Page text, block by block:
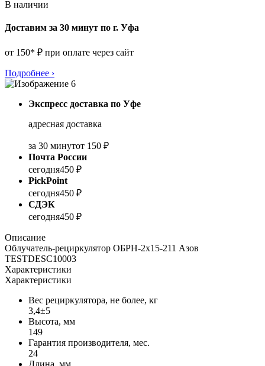
В наличии
Доставим за 30 минут по г. Уфа
от 150* ₽ при оплате через сайт
Подробнее ›
Экспресс доставка по Уфе
адресная доставка
за 30 минутот 150 ₽
Почта России
сегодня450 ₽
PickPoint
сегодня450 ₽
СДЭК
сегодня450 ₽
Описание
Облучатель-рециркулятор ОБРН-2x15-211 Азов
TESTDESC10003
Характеристики
Характеристики
Вес рециркулятора, не более, кг
3,4±5
Высота, мм
149
Гарантия производителя, мес.
24